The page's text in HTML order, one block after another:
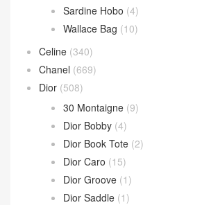
Sardine Hobo (4)
Wallace Bag (10)
Celine (340)
Chanel (669)
Dior (508)
30 Montaigne (9)
Dior Bobby (4)
Dior Book Tote (2)
Dior Caro (15)
Dior Groove (1)
Dior Saddle (1)